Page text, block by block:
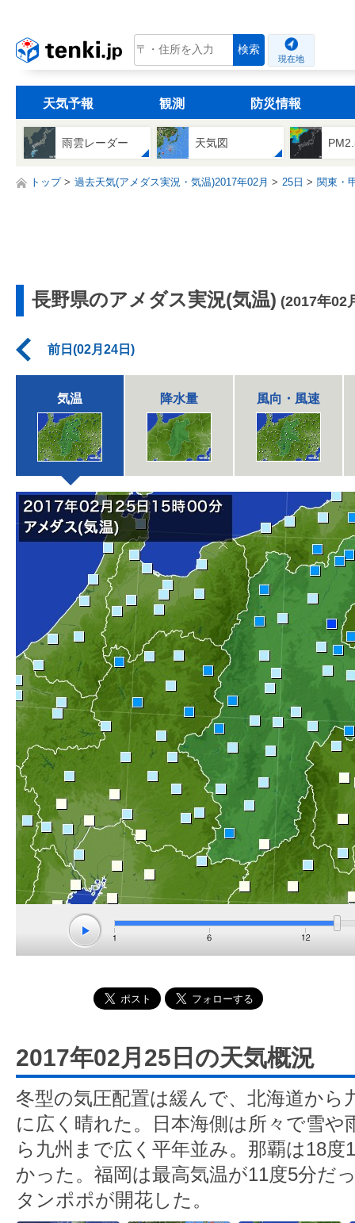
tenki.jp 検索
現在地
天気予報 観測 防災情報
雨雲レーダー 天気図
トップ 過去天気(アメダス実況・気温)2017年02月 25日 関東・
長野県のアメダス実況(気温) (2017年02
前日(02月24日)
気温 降水量 風向・風速
2017年02月25日の天気概況
冬型の気圧配置は緩んで、北海道から
に広く晴れた。日本海側は所々で雪や
ら九州まで広く平年並み。那覇は18
かった。福岡は最高気温が11度5分だ
タンポポが開花した。